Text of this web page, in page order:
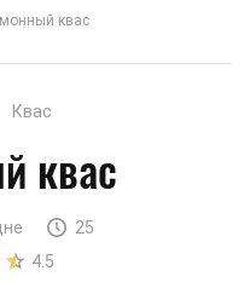
квас
Квас
квас
25
4.5